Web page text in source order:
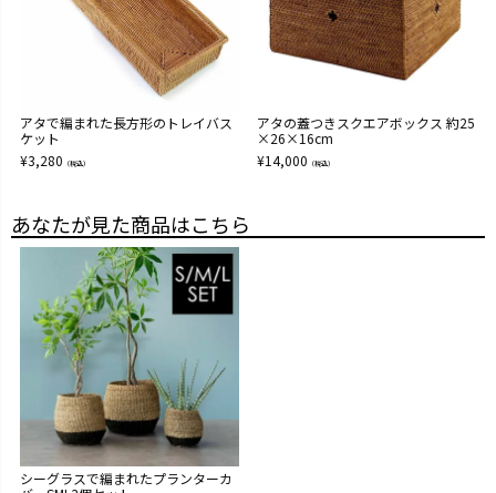
アタで編まれた長方形のトレイバス
ケット
¥3,280 （税込）
アタの蓋つきスクエアボックス 約25
×26×16cm
¥14,000 （税込）
あなたが見た商品はこちら
シーグラスで編まれたプランターカ